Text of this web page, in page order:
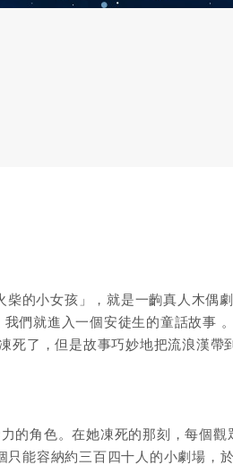
的小女孩」，就是一齣真人木偶
們就進入一個安徒生的童話故事
了，但是故事巧妙地把流浪漢帶
角色。在她凍死的那刻，每個觀
能容納約三百四十人的小劇場，